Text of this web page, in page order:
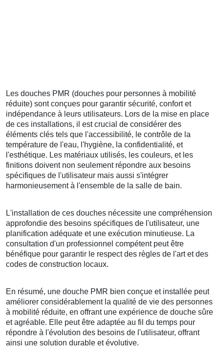
Les douches PMR (douches pour personnes à mobilité
réduite) sont conçues pour garantir sécurité, confort et
indépendance à leurs utilisateurs. Lors de la mise en place
de ces installations, il est crucial de considérer des
éléments clés tels que l'accessibilité, le contrôle de la
température de l'eau, l'hygiène, la confidentialité, et
l'esthétique. Les matériaux utilisés, les couleurs, et les
finitions doivent non seulement répondre aux besoins
spécifiques de l'utilisateur mais aussi s'intégrer
harmonieusement à l'ensemble de la salle de bain.
L'installation de ces douches nécessite une compréhension
approfondie des besoins spécifiques de l'utilisateur, une
planification adéquate et une exécution minutieuse. La
consultation d'un professionnel compétent peut être
bénéfique pour garantir le respect des règles de l'art et des
codes de construction locaux.
En résumé, une douche PMR bien conçue et installée peut
améliorer considérablement la qualité de vie des personnes
à mobilité réduite, en offrant une expérience de douche sûre
et agréable. Elle peut être adaptée au fil du temps pour
répondre à l'évolution des besoins de l'utilisateur, offrant
ainsi une solution durable et évolutive.